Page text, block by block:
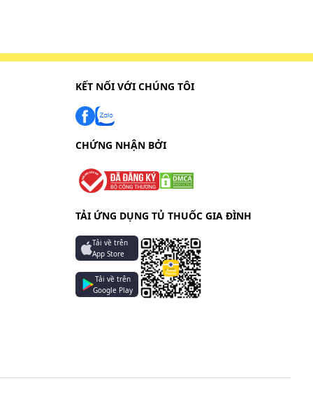
ý
cho
KẾT NỐI VỚI CHÚNG TÔI
CHỨNG NHẬN BỞI
TẢI ỨNG DỤNG TỦ THUỐC GIA ĐÌNH
Tải về trên
App Store
Tải về trên
Google Play